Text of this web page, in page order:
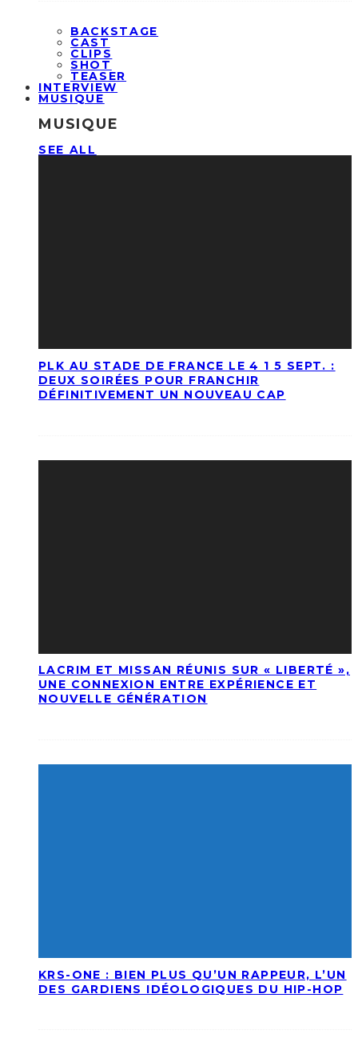
BACKSTAGE
CAST
CLIPS
SHOT
TEASER
INTERVIEW
MUSIQUE
MUSIQUE
SEE ALL
PLK AU STADE DE FRANCE LE 4 1 5 SEPT. :
DEUX SOIRÉES POUR FRANCHIR
DÉFINITIVEMENT UN NOUVEAU CAP
LACRIM ET MISSAN RÉUNIS SUR « LIBERTÉ »,
UNE CONNEXION ENTRE EXPÉRIENCE ET
NOUVELLE GÉNÉRATION
KRS-ONE : BIEN PLUS QU’UN RAPPEUR, L’UN
DES GARDIENS IDÉOLOGIQUES DU HIP-HOP